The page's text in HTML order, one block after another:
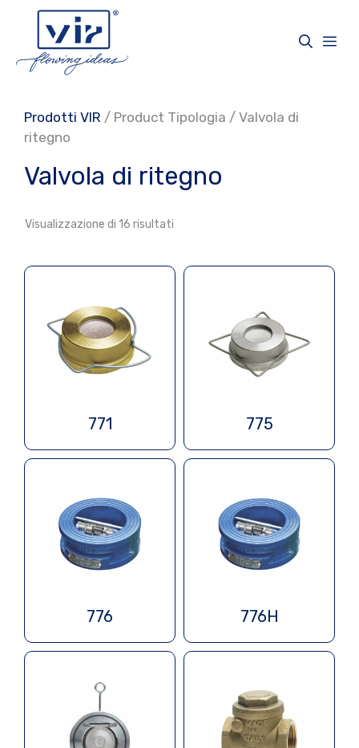
contenuto
Prodotti VIR / Product Tipologia / Valvola di
ritegno
Valvola di ritegno
Visualizzazione di 16 risultati
771 775
776 776H